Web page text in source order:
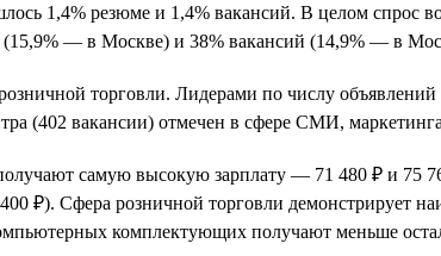
1,4% резюме и 1,4% вакансий. В целом спрос
— в Москве) и 38% вакансий (14,9% — в
торговли. Лидерами по числу
(402 вакансии) отмечен в сфере СМИ,
самую высокую зарплату — 71 480 ₽ и 75
₽). Сфера розничной торговли демонстрирует
комплектующих получают меньше